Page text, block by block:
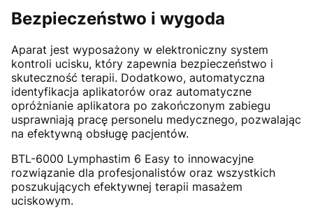
Bezpieczeństwo i wygoda
Aparat jest wyposażony w elektroniczny system
kontroli ucisku, który zapewnia bezpieczeństwo i
skuteczność terapii. Dodatkowo, automatyczna
identyfikacja aplikatorów oraz automatyczne
opróżnianie aplikatora po zakończonym zabiegu
usprawniają pracę personelu medycznego, pozwalając
na efektywną obsługę pacjentów.
BTL-6000 Lymphastim 6 Easy to innowacyjne
rozwiązanie dla profesjonalistów oraz wszystkich
poszukujących efektywnej terapii masażem
uciskowym.